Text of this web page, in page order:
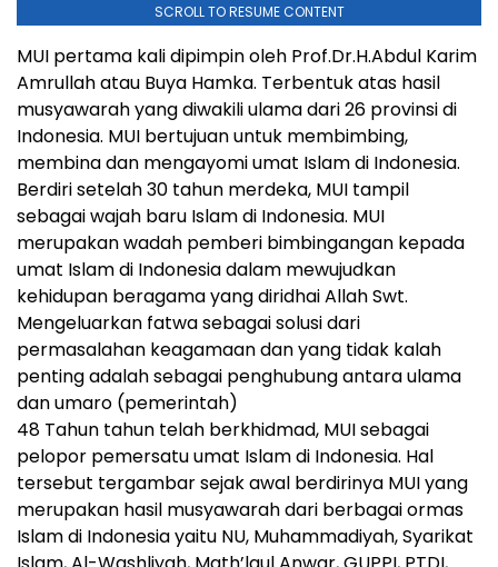
SCROLL TO RESUME CONTENT
MUI pertama kali dipimpin oleh Prof.Dr.H.Abdul Karim
Amrullah atau Buya Hamka. Terbentuk atas hasil
musyawarah yang diwakili ulama dari 26 provinsi di
Indonesia. MUI bertujuan untuk membimbing,
membina dan mengayomi umat Islam di Indonesia.
Berdiri setelah 30 tahun merdeka, MUI tampil
sebagai wajah baru Islam di Indonesia. MUI
merupakan wadah pemberi bimbingangan kepada
umat Islam di Indonesia dalam mewujudkan
kehidupan beragama yang diridhai Allah Swt.
Mengeluarkan fatwa sebagai solusi dari
permasalahan keagamaan dan yang tidak kalah
penting adalah sebagai penghubung antara ulama
dan umaro (pemerintah)
48 Tahun tahun telah berkhidmad, MUI sebagai
pelopor pemersatu umat Islam di Indonesia. Hal
tersebut tergambar sejak awal berdirinya MUI yang
merupakan hasil musyawarah dari berbagai ormas
Islam di Indonesia yaitu NU, Muhammadiyah, Syarikat